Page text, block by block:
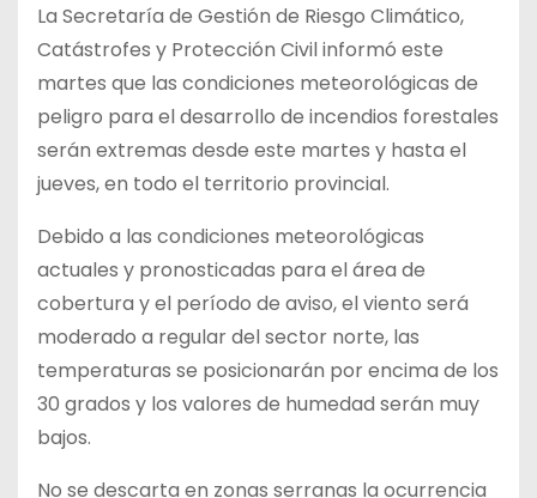
La Secretaría de Gestión de Riesgo Climático,
Catástrofes y Protección Civil informó este
martes que las condiciones meteorológicas de
peligro para el desarrollo de incendios forestales
serán extremas desde este martes y hasta el
jueves, en todo el territorio provincial.
Debido a las condiciones meteorológicas
actuales y pronosticadas para el área de
cobertura y el período de aviso, el viento será
moderado a regular del sector norte, las
temperaturas se posicionarán por encima de los
30 grados y los valores de humedad serán muy
bajos.
No se descarta en zonas serranas la ocurrencia